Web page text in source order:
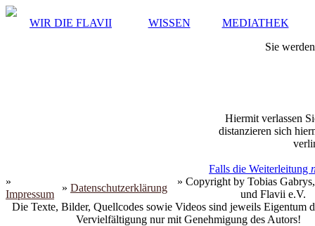
WIR DIE FLAVII WISSEN
MEDIATHEK
Sie
Hiermit verlassen
distanzieren sich
Falls die Weiterleitung
»
Impressum
» Datenschutzerklärung
» Copyright by Tobias
und Flavii e.V.
Die Texte, Bilder, Quellcodes sowie Videos sind jeweils Eigentum
Vervielfältigung nur mit Genehmigung des Autors!